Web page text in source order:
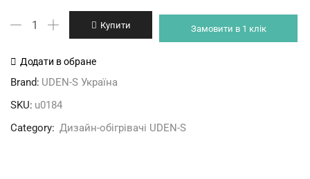
Дизайн-
металокерамічний
Купити Замовити в 1 клік
Додати в обране
Brand: UDEN-S Україна
SKU: u0184
Category: Дизайн-обігрівачі UDEN-S